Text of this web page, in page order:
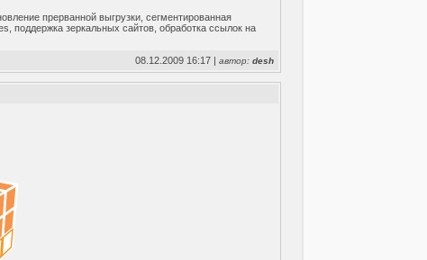
прерванной выгрузки, сегментированная
поддержка зеркальных сайтов, обработка ссылок на
08.12.2009 16:17 |автор:desh